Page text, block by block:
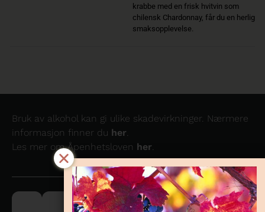
krabbe med en frisk hvitvin som
chilensk Chardonnay, får du en herlig
smaksopplevelse.
Bruk av alkohol kan gi ulike skadevirkninger. Nærmere
informasjon finner du her.
Les mer om Åpenhetsloven her.